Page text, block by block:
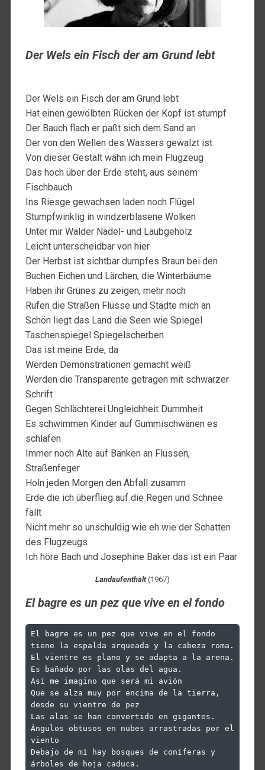
Der Wels ein Fisch der am Grund lebt
Der Wels ein Fisch der am Grund lebt
Hat einen gewölbten Rücken der Kopf ist stumpf
Der Bauch flach er paßt sich dem Sand an
Der von den Wellen des Wassers gewalzt ist
Von dieser Gestalt wähn ich mein Flugzeug
Das hoch über der Erde steht, aus seinem
Fischbauch
Ins Riesge gewachsen laden noch Flügel
Stumpfwinklig in windzerblasene Wolken
Unter mir Wälder Nadel- und Laubgehölz
Leicht unterscheidbar von hier
Der Herbst ist sichtbar dumpfes Braun bei den
Buchen Eichen und Lärchen, die Winterbäume
Haben ihr Grünes zu zeigen, mehr noch
Rufen die Straßen Flüsse und Städte mich an
Schön liegt das Land die Seen wie Spiegel
Taschenspiegel Spiegelscherben
Das ist meine Erde, da
Werden Demonstrationen gemacht weiß
Werden die Transparente getragen mit schwarzer
Schrift
Gegen Schlächterei Ungleichheit Dummheit
Es schwimmen Kinder auf Gummischwänen es
schlafen
Immer noch Alte auf Bänken an Flüssen,
Straßenfeger
Holn jeden Morgen den Abfall zusamm
Erde die ich überflieg auf die Regen und Schnee
fällt
Nicht mehr so unschuldig wie eh wie der Schatten
des Flugzeugs
Ich höre Bach und Josephine Baker das ist ein Paar
Landaufenthalt(1967)
El bagre es un pez que vive en el fondo
El bagre es un pez que vive en el fondo
tiene la espalda arqueada y la cabeza roma.
El vientre es plano y se adapta a la arena.
Es bañado por las olas del agua.
Así me imagino que será mi avión
Que se alza muy por encima de la tierra,
desde su vientre de pez
Las alas se han convertido en gigantes.
Ángulos obtusos en nubes arrastradas por el
viento
Debajo de mí hay bosques de coníferas y
árboles de hoja caduca.